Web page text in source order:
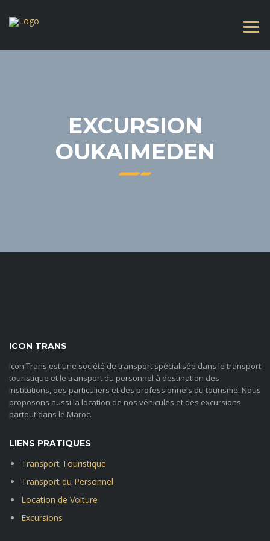
EXCURSION
OUKAIMEDEN
ICON TRANS
Icon Trans est une société de transport spécialisée dans le transport
touristique et le transport du personnel à destination des
institutions, des particuliers et des professionnels du tourisme. Nous
proposons aussi la location de nos véhicules et des excursions
partout dans le Maroc.
LIENS PRATIQUES
Transport Touristique
Transport du Personnel
Location de Voiture
Excursions